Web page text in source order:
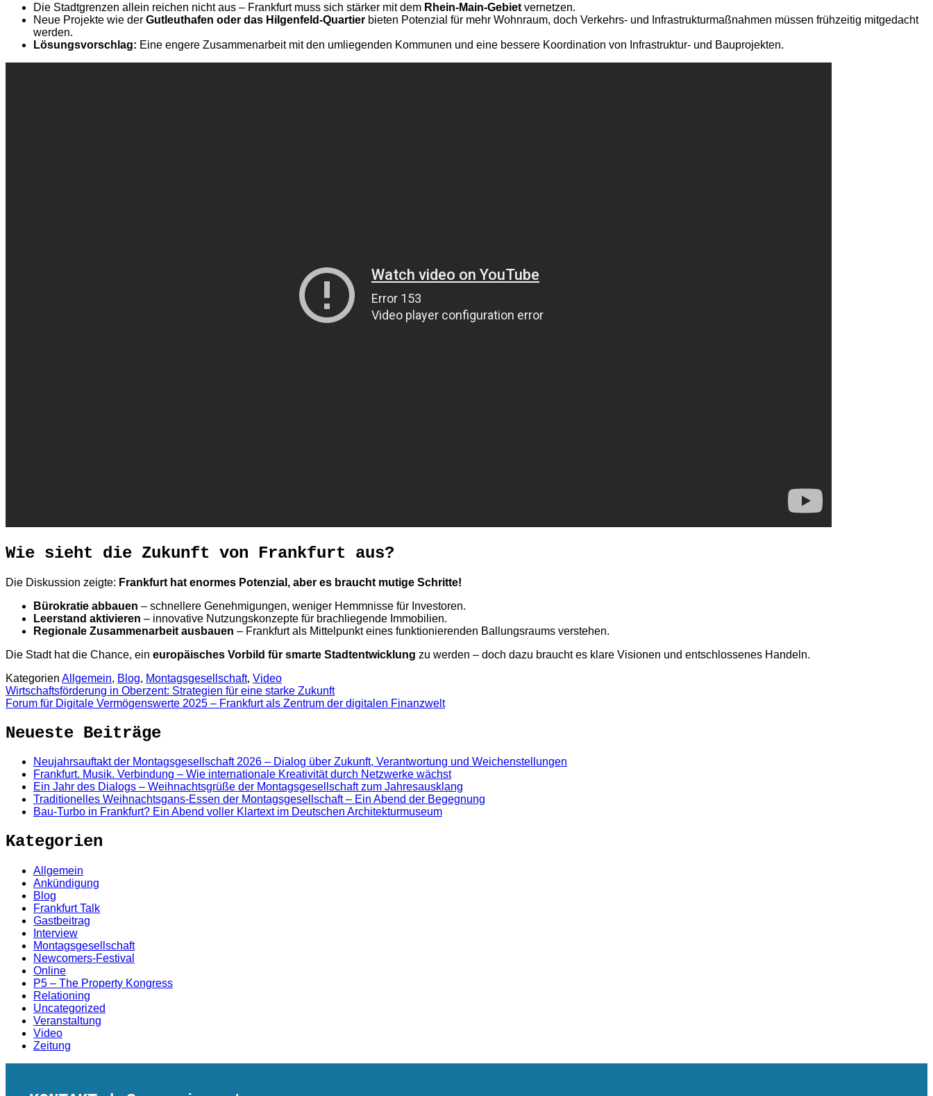
Die Stadtgrenzen allein reichen nicht aus – Frankfurt muss sich stärker mit dem Rhein-Main-Gebiet vernetzen.
Neue Projekte wie der Gutleuthafen oder das Hilgenfeld-Quartier bieten Potenzial für mehr Wohnraum, doch Verkehrs- und Infrastrukturmaßnahmen müssen frühzeitig mitgedacht
werden.
Lösungsvorschlag: Eine engere Zusammenarbeit mit den umliegenden Kommunen und eine bessere Koordination von Infrastruktur- und Bauprojekten.
Wie sieht die Zukunft von Frankfurt aus?
Die Diskussion zeigte: Frankfurt hat enormes Potenzial, aber es braucht mutige Schritte!
Bürokratie abbauen – schnellere Genehmigungen, weniger Hemmnisse für Investoren.
Leerstand aktivieren – innovative Nutzungskonzepte für brachliegende Immobilien.
Regionale Zusammenarbeit ausbauen – Frankfurt als Mittelpunkt eines funktionierenden Ballungsraums verstehen.
Die Stadt hat die Chance, ein europäisches Vorbild für smarte Stadtentwicklung zu werden – doch dazu braucht es klare Visionen und entschlossenes Handeln.
Kategorien Allgemein, Blog, Montagsgesellschaft, Video
Wirtschaftsförderung in Oberzent: Strategien für eine starke Zukunft
Forum für Digitale Vermögenswerte 2025 – Frankfurt als Zentrum der digitalen Finanzwelt
Neueste Beiträge
Neujahrsauftakt der Montagsgesellschaft 2026 – Dialog über Zukunft, Verantwortung und Weichenstellungen
Frankfurt. Musik. Verbindung – Wie internationale Kreativität durch Netzwerke wächst
Ein Jahr des Dialogs – Weihnachtsgrüße der Montagsgesellschaft zum Jahresausklang
Traditionelles Weihnachtsgans-Essen der Montagsgesellschaft – Ein Abend der Begegnung
Bau-Turbo in Frankfurt? Ein Abend voller Klartext im Deutschen Architekturmuseum
Kategorien
Allgemein
Ankündigung
Blog
Frankfurt Talk
Gastbeitrag
Interview
Montagsgesellschaft
Newcomers-Festival
Online
P5 – The Property Kongress
Relationing
Uncategorized
Veranstaltung
Video
Zeitung